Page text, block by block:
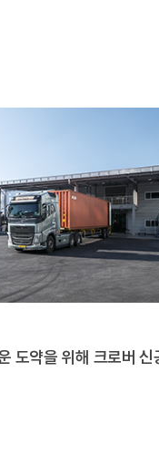
도약을 위해 크로버 신